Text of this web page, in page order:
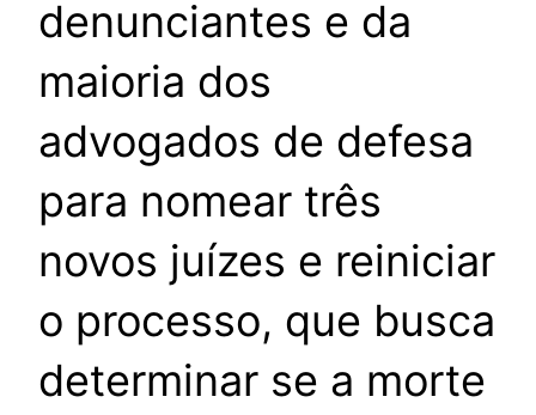
denunciantes e da
maioria dos
advogados de defesa
para nomear três
novos juízes e reiniciar
o processo, que busca
determinar se a morte